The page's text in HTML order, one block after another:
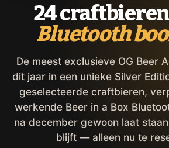
24
Bluetooth
De meest exclusieve OG Beer
dit jaar in een unieke Silver
geselecteerde craftbieren,
werkende Beer in a Box
na december gewoon laat
blijft — alleen nu te